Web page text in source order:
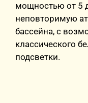
мощностью от 5
неповторимую
бассейна, с
классического
подсветки.